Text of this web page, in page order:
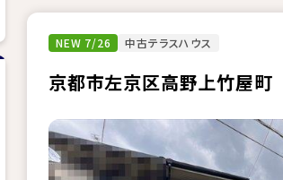
NEW 7/26 中古テラスハウス
京都市左京区高野上竹屋町